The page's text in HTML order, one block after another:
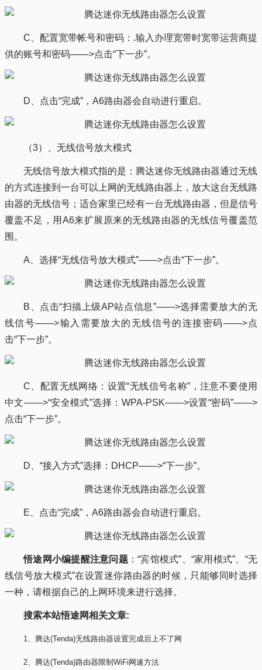
C、配置宽带帐号和密码：.输入办理宽带时宽带运营商提
供的账号和密码——>点击“下一步”。
D、点击“完成”，A6路由器会自动进行重启。
（3）、无线信号放大模式
无线信号放大模式指的是：腾达迷你无线路由器通过无线
的方式连接到一台可以上网的无线路由器上，放大这台无线路
由器的无线信号；适合家里已经有一台无线路由器，但是信号
覆盖不足，用A6来扩展原来的无线路由器的无线信号覆盖范
围。
A、选择“无线信号放大模式”——>点击“下一步”。
B、点击“扫描上级AP站点信息”——>选择需要放大的无
线信号——>输入需要放大的无线信号的连接密码——>点
击“下一步”。
C、配置无线网络：设置“无线信号名称”，注意不要使用
中文——>“安全模式”选择：WPA-PSK——>设置“密码”——>
点击“下一步”。
D、“接入方式”选择：DHCP——>“下一步”。
E、点击“完成”，A6路由器会自动进行重启。
悟途网小编提醒注意问题：“宾馆模式”、“家用模式”、“无
线信号放大模式”在设置迷你路由器的时候，只能够同时选择
一种，请根据自己的上网环境来进行选择。
搜索本站悟途网相关文章:
1、腾达(Tenda)无线路由器设置完成后上不了网
2、腾达(Tenda)路由器限制WiFi网速方法